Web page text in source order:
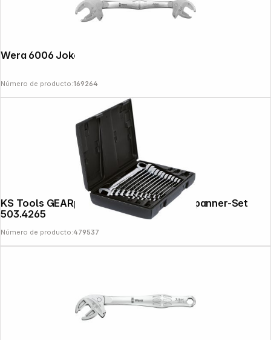
Wera 6006 Joker M/L
Número de producto:169264
KS Tools GEARplus 12-pi. Ratchet Ring Spanner-Set
503.4265
Número de producto:479537